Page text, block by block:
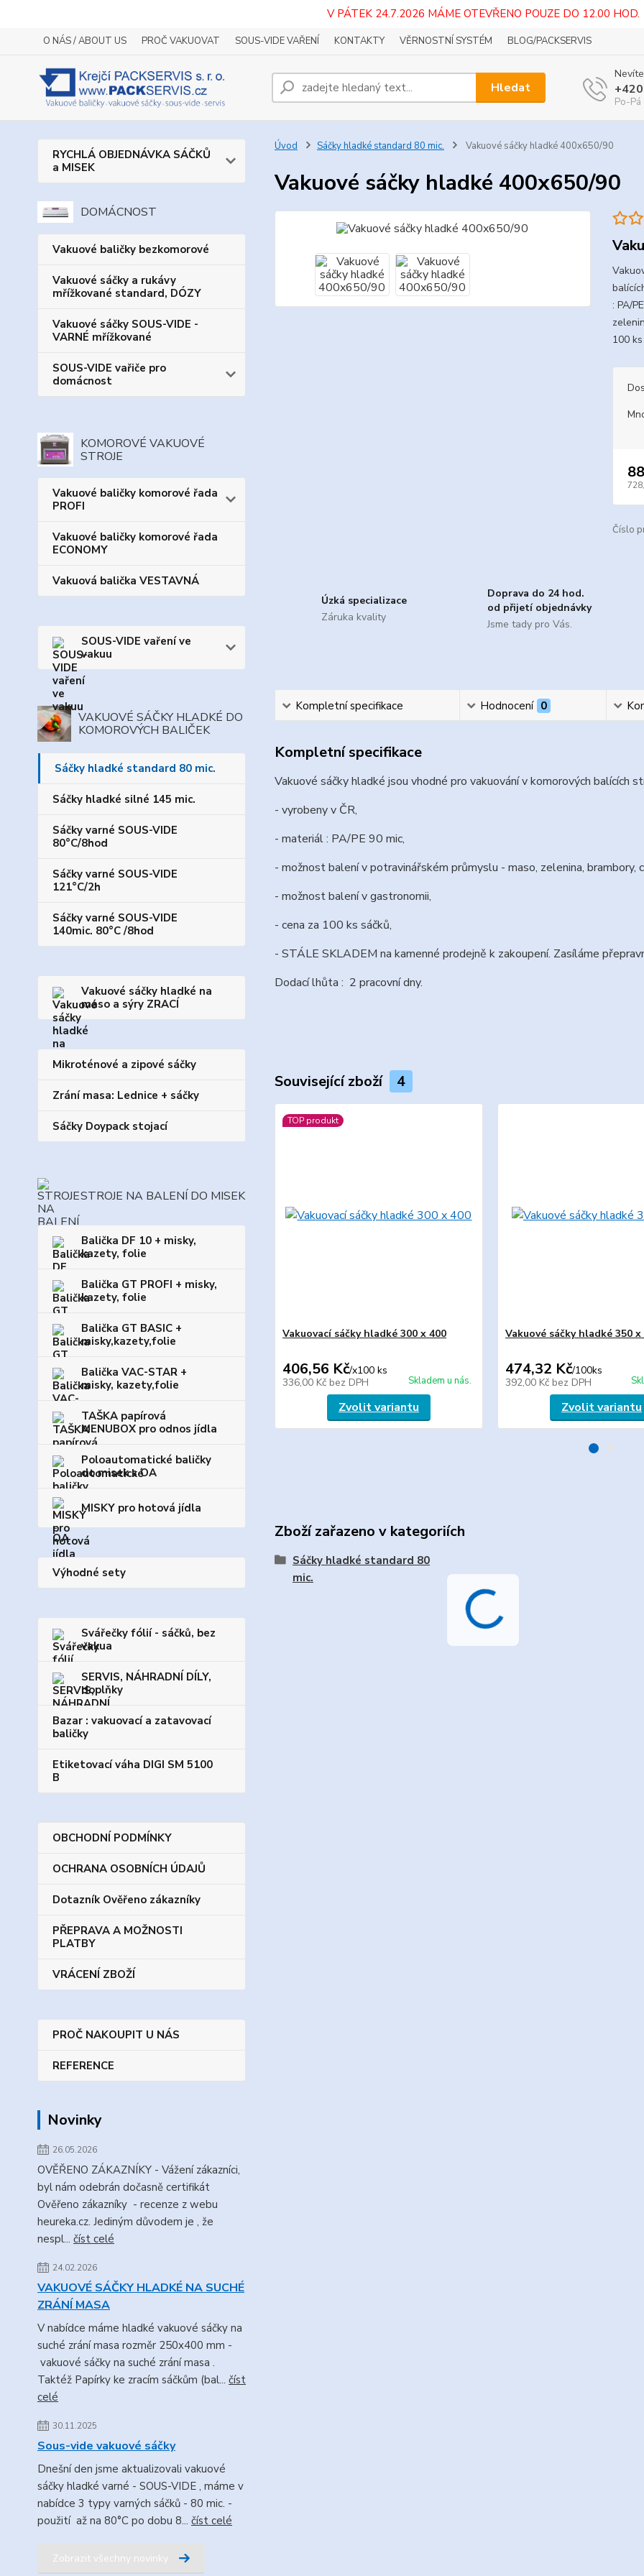
V PÁTEK 24.7.2026 MÁME OTEVŘENO POUZE DO 12.00 HOD.
O NÁS / ABOUT US PROČ VAKUOVAT SOUS-VIDE VAŘENÍ KONTAKTY VĚRNOSTNÍ SYSTÉM BLOG/PACKSERVIS
Hledat
Po-
RYCHLÁ OBJEDNÁVKA SÁČKŮ
a MISEK
DOMÁCNOST
Vakuové baličky bezkomorové
Vakuové sáčky a rukávy
mřížkované standard, DÓZY
Vakuové sáčky SOUS-VIDE -
VARNÉ mřížkované
SOUS-VIDE vařiče pro
domácnost
KOMOROVÉ VAKUOVÉ
STROJE
Vakuové baličky komorové řada
PROFI
Vakuové baličky komorové řada
ECONOMY
Vakuová balička VESTAVNÁ
SOUS-VIDE vaření ve
vakuu
VAKUOVÉ SÁČKY HLADKÉ DO
KOMOROVÝCH BALIČEK
Sáčky hladké standard 80 mic.
Sáčky hladké silné 145 mic.
Sáčky varné SOUS-VIDE
80°C/8hod
Sáčky varné SOUS-VIDE
121°C/2h
Sáčky varné SOUS-VIDE
140mic. 80°C /8hod
Vakuové sáčky hladké na
maso a sýry ZRACÍ
Mikroténové a zipové sáčky
Zrání masa: Lednice + sáčky
Sáčky Doypack stojací
STROJE NA BALENÍ DO MISEK
Balička DF 10 + misky,
kazety, folie
Balička GT PROFI + misky,
kazety, folie
Balička GT BASIC +
misky,kazety,folie
Balička VAC-STAR +
misky, kazety,folie
TAŠKA papírová
MENUBOX pro odnos jídla
Poloautomatické baličky
do misek s OA
MISKY pro hotová jídla
Výhodné sety
Svářečky fólií - sáčků, bez
vakua
SERVIS, NÁHRADNÍ DÍLY,
doplňky
Bazar : vakuovací a zatavovací
baličky
Etiketovací váha DIGI SM 5100
B
OBCHODNÍ PODMÍNKY
OCHRANA OSOBNÍCH ÚDAJŮ
Dotazník Ověřeno zákazníky
PŘEPRAVA A MOŽNOSTI
PLATBY
VRÁCENÍ ZBOŽÍ
PROČ NAKOUPIT U NÁS
REFERENCE
Novinky
26.05.2026
OVĚŘENO ZÁKAZNÍKY - Vážení zákazníci,
byl nám odebrán dočasně certifikát
Ověřeno zákazníky - recenze z webu
heureka.cz. Jediným důvodem je , že
nespl... číst celé
24.02.2026
VAKUOVÉ SÁČKY HLADKÉ NA SUCHÉ
ZRÁNÍ MASA
V nabídce máme hladké vakuové sáčky na
suché zrání masa rozměr 250x400 mm -
vakuové sáčky na suché zrání masa .
Taktéž Papírky ke zracím sáčkům (bal... číst
celé
30.11.2025
Sous-vide vakuové sáčky
Dnešní den jsme aktualizovali vakuové
sáčky hladké varné - SOUS-VIDE , máme v
nabídce 3 typy varných sáčků - 80 mic. -
použití až na 80°C po dobu 8... číst celé
Zobrazit všechny novinky
Úvod Sáčky hladké standard 80 mic. Vakuové sáčky hladké 400x650/90
Vakuové sáčky hladké 400x650/90
: PA/
100
Číslo
Úzká specializace
Záruka kvality
Doprava do 24 hod.
od přijetí objednávky
Jsme tady pro Vás.
Kompletní specifikace Hodnocení 0
Kompletní specifikace
Vakuové sáčky hladké jsou vhodné pro vakuování v komorových balících
- vyrobeny v ČR,
- materiál : PA/PE 90 mic,
- možnost balení v potravinářském průmyslu - maso, zelenina, brambory,
- možnost balení v gastronomii,
- cena za 100 ks sáčků,
- STÁLE SKLADEM na kamenné prodejně k zakoupení. Zasíláme
Dodací lhůta : 2 pracovní dny.
Související zboží 4
TOP produkt
Vakuovací sáčky hladké 300 x 400
406,56 Kč/x100 ks
336,00 Kč bez DPH Skladem u nás.
Zvolit variantu
Vakuové sáčky hladké 350 x
474,32 Kč/100ks
392,00 Kč bez DPH
Zvolit variantu
Zboží zařazeno v kategoriích
Sáčky hladké standard 80
mic.